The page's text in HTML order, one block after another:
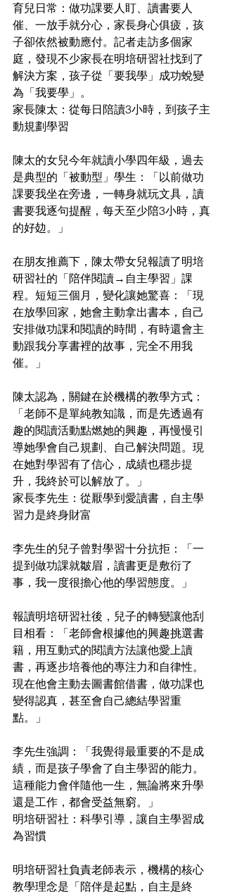
育兒日常：做功課要人盯、讀書要人
催、一放手就分心，家長身心俱疲，孩
子卻依然被動應付。記者走訪多個家
庭，發現不少家長在明培研習社找到了
解決方案，孩子從「要我學」成功蛻變
為「我要學」。
家長陳太：從每日陪讀3小時，到孩子主
動規劃學習
陳太的女兒今年就讀小學四年級，過去
是典型的「被動型」學生：「以前做功
課要我坐在旁邊，一轉身就玩文具，讀
書要我逐句提醒，每天至少陪3小時，真
的好攰。」
在朋友推薦下，陳太帶女兒報讀了明培
研習社的「陪伴閱讀→自主學習」課
程。短短三個月，變化讓她驚喜：「現
在放學回家，她會主動拿出書本，自己
安排做功課和閱讀的時間，有時還會主
動跟我分享書裡的故事，完全不用我
催。」
陳太認為，關鍵在於機構的教學方式：
「老師不是單純教知識，而是先透過有
趣的閱讀活動點燃她的興趣，再慢慢引
導她學會自己規劃、自己解決問題。現
在她對學習有了信心，成績也穩步提
升，我終於可以解放了。」
家長李先生：從厭學到愛讀書，自主學
習力是終身財富
李先生的兒子曾對學習十分抗拒：「一
提到做功課就皺眉，讀書更是敷衍了
事，我一度很擔心他的學習態度。」
報讀明培研習社後，兒子的轉變讓他刮
目相看：「老師會根據他的興趣挑選書
籍，用互動式的閱讀方法讓他愛上讀
書，再逐步培養他的專注力和自律性。
現在他會主動去圖書館借書，做功課也
變得認真，甚至會自己總結學習重
點。」
李先生強調：「我覺得最重要的不是成
績，而是孩子學會了自主學習的能力。
這種能力會伴隨他一生，無論將來升學
還是工作，都會受益無窮。」
明培研習社：科學引導，讓自主學習成
為習慣
明培研習社負責老師表示，機構的核心
教學理念是「陪伴是起點，自主是終